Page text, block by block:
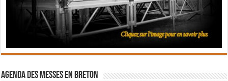
Agenda des messes en breton